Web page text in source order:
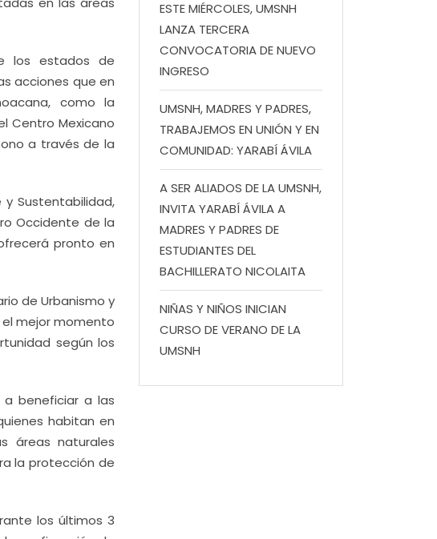
los estados de
acciones que en
como la
Centro Mexicano
a través de la
Sustentabilidad,
Occidente de la
pronto en
de Urbanismo y
el mejor momento
según los
beneficiar a las
habitan en
áreas naturales
la protección de
los últimos 3
ESTE MIÉRCOLES, UMSNH
LANZA TERCERA
CONVOCATORIA DE NUEVO
INGRESO
UMSNH, MADRES Y PADRES,
TRABAJEMOS EN UNIÓN Y EN
COMUNIDAD: YARABÍ ÁVILA
A SER ALIADOS DE LA UMSNH,
INVITA YARABÍ ÁVILA A
MADRES Y PADRES DE
ESTUDIANTES DEL
BACHILLERATO NICOLAITA
NIÑAS Y NIÑOS INICIAN
CURSO DE VERANO DE LA
UMSNH